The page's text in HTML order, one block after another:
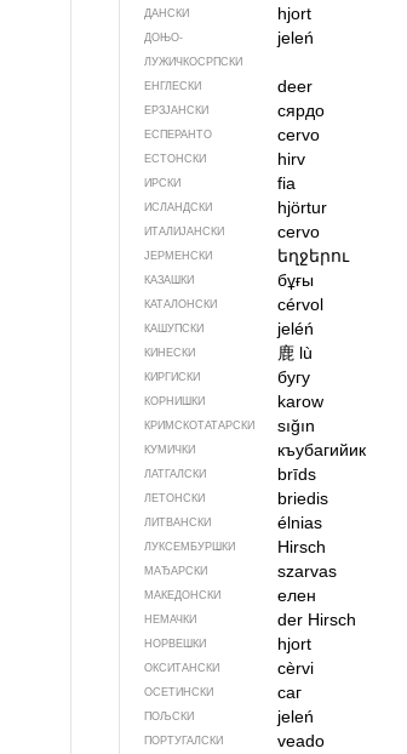
ДАНСКИ hjort
ДОЊО­
ЛУЖИЧКОСРПСКИ
jeleń
ЕНГЛЕСКИ deer
ЕРЗЈАНСКИ сярдо
ЕСПЕРАНТО cervo
ЕСТОНСКИ hirv
ИРСКИ fia
ИСЛАНДСКИ hjörtur
ИТАЛИЈАНСКИ cervo
ЈЕРМЕНСКИ եղջերու
КАЗАШКИ бұғы
КАТАЛОНСКИ cérvol
КАШУПСКИ jeléń
КИНЕСКИ 鹿 lù
КИРГИСКИ бугу
КОРНИШКИ karow
КРИМСКОТАТАРСКИ sığın
КУМИЧКИ къубагийик
ЛАТГАЛСКИ brīds
ЛЕТОНСКИ briedis
ЛИТВАНСКИ élnias
ЛУКСЕМБУРШКИ Hirsch
МАЂАРСКИ szarvas
МАКЕДОНСКИ елен
НЕМАЧКИ der Hirsch
НОРВЕШКИ hjort
ОКСИТАНСКИ cèrvi
ОСЕТИНСКИ саг
ПОЉСКИ jeleń
ПОРТУГАЛСКИ veado